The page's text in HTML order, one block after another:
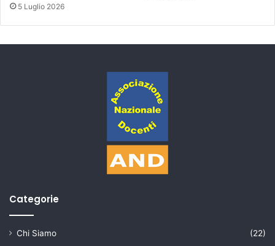
5 Luglio 2026
Categorie
Chi Siamo (22)